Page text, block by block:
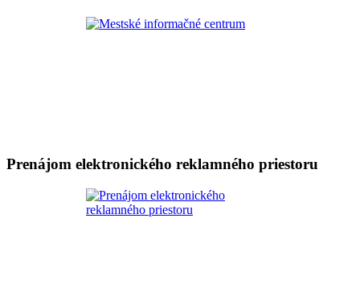
Prenájom elektronického reklamného priestoru